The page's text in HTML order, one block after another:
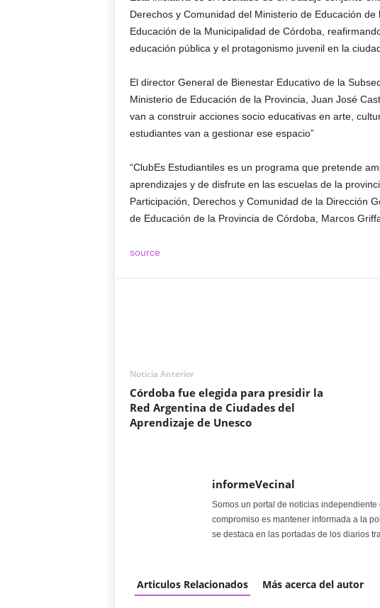
Derechos y Comunidad del Ministerio de Educación
Educación de la Municipalidad de Córdoba,
educación pública y el protagonismo juvenil en la
El director General de Bienestar Educativo de la
Ministerio de Educación de la Provincia, Juan José
van a construir acciones socio educativas en arte,
estudiantes van a gestionar ese espacio”
“ClubEs Estudiantiles es un programa que pretende
aprendizajes y de disfrute en las escuelas de la
Participación, Derechos y Comunidad de la Dirección
de Educación de la Provincia de Córdoba, Marcos
source
Noticia Anterior
Córdoba fue elegida para presidir la
Red Argentina de Ciudades del
Aprendizaje de Unesco
informeVecinal
Somos un portal de noticias
compromiso es mantener informada a la
se destaca en las portadas de los diarios
Articulos Relacionados Más acerca del autor